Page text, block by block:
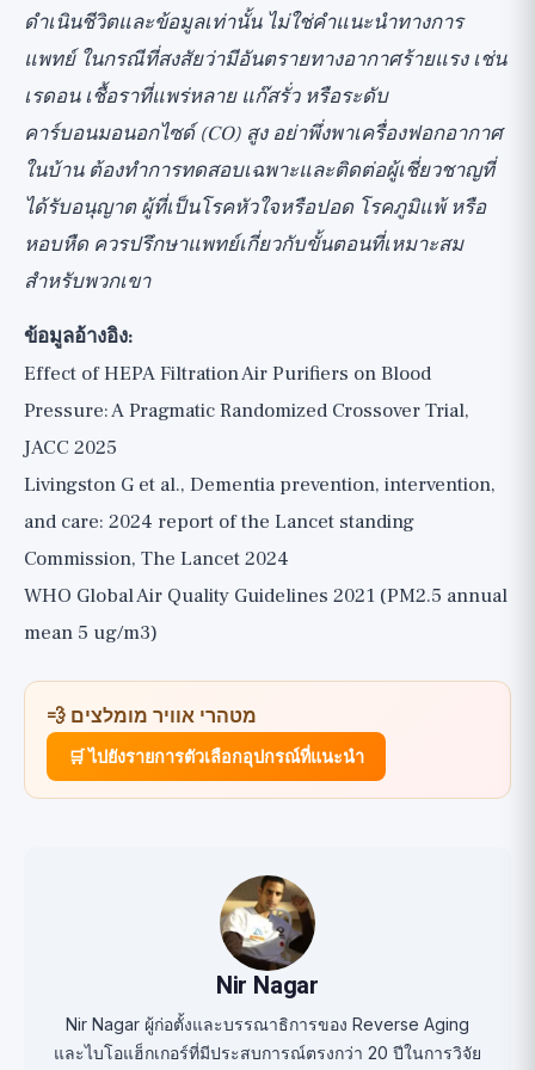
ดำเนินชีวิตและข้อมูลเท่านั้น ไม่ใช่คำแนะนำทางการ
แพทย์ ในกรณีที่สงสัยว่ามีอันตรายทางอากาศร้ายแรง เช่น
เรดอน เชื้อราที่แพร่หลาย แก๊สรั่ว หรือระดับ
คาร์บอนมอนอกไซด์ (CO) สูง อย่าพึ่งพาเครื่องฟอกอากาศ
ในบ้าน ต้องทำการทดสอบเฉพาะและติดต่อผู้เชี่ยวชาญที่
ได้รับอนุญาต ผู้ที่เป็นโรคหัวใจหรือปอด โรคภูมิแพ้ หรือ
หอบหืด ควรปรึกษาแพทย์เกี่ยวกับขั้นตอนที่เหมาะสม
สำหรับพวกเขา
ข้อมูลอ้างอิง:
Effect of HEPA Filtration Air Purifiers on Blood
Pressure: A Pragmatic Randomized Crossover Trial,
JACC 2025
Livingston G et al., Dementia prevention, intervention,
and care: 2024 report of the Lancet standing
Commission, The Lancet 2024
WHO Global Air Quality Guidelines 2021 (PM2.5 annual
mean 5 ug/m3)
💨 מטהרי אוויר מומלצים
🛒 ไปยังรายการตัวเลือกอุปกรณ์ที่แนะนำ
Nir Nagar
Nir Nagar ผู้ก่อตั้งและบรรณาธิการของ Reverse Aging
และไบโอแฮ็กเกอร์ที่มีประสบการณ์ตรงกว่า 20 ปีในการวิจัย